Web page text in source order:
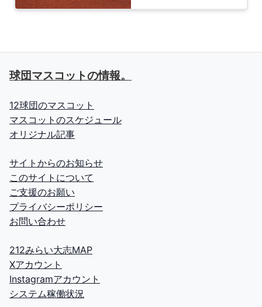
球団マスコットの情報。
12球団のマスコット
マスコットのスケジュール
オリジナル記事
サイトからのお知らせ
このサイトについて
ご支援のお願い
プライバシーポリシー
お問い合わせ
212みらい大志MAP
Xアカウント
Instagramアカウント
システム稼働状況